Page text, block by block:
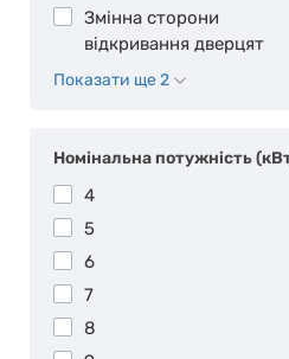
Змінна сторони
відкривання дверцят
Показати ще 2
Номінальна потужність
4
5
6
7
8